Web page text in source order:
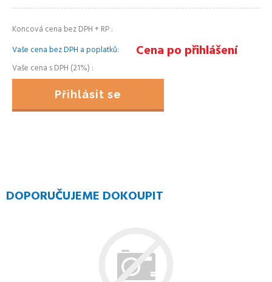
Koncová cena bez DPH + RP
Vaše cena bez DPH a poplatků
Cena po přihlášení
Vaše cena s DPH (21%)
Přihlásit se
DOPORUČUJEME DOKOUPIT